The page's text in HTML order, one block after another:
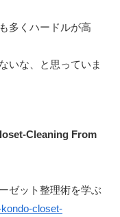
多くハードルが高
いな、と思っていま
Cleaning From
ゼット整理術を学ぶ
closet-